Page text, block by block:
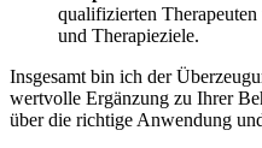
qualifizierten
und ⁢Therapieziele.
Insgesamt bin ‍ich der
wertvolle Ergänzung‌ zu Ihrer
über die richtige Anwendung